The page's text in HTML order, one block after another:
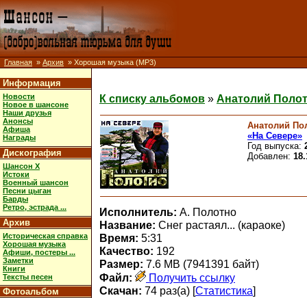
Главная » Архив » Хорошая музыка (MP3)
Информация
Новости
Новое в шансоне
Наши друзья
Анонсы
Афиша
Награды
Дискография
Шансон X
Истоки
Военный шансон
Песни цыган
Барды
Ретро, эстрада ...
Архив
Историческая справка
Хорошая музыка
Афиши, постеры ...
Заметки
Книги
Тексты песен
Фотоальбом
К списку альбомов » Анатолий
Анатолий
«На Севере»
Год выпуска:
Добавлен:
Исполнитель: А. Полотно
Название: Снег растаял... (караоке)
Время: 5:31
Качество: 192
Размер: 7.6 MB (7941391 байт)
Файл:
Получить ссылку
Скачан: 74 раз(а) [Статистика]